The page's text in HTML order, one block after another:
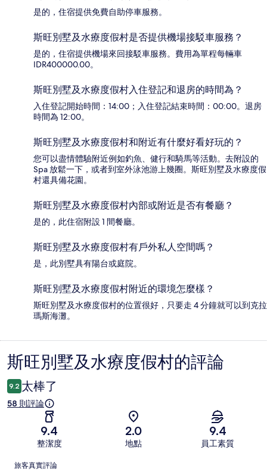
是的，住宿提供免費自助停車服務。
斯旺別墅及水療度假村是否提供機場接駁車服務？
是的，住宿提供機場來回接駁車服務。費用為單程每輛車
IDR400000.00。
斯旺別墅及水療度假村入住登記和退房的時間為？
入住登記開始時間：14:00；入住登記結束時間：00:00。退房
時間為 12:00。
斯旺別墅及水療度假村和附近有什麼好看好玩的？
您可以盡情體驗附近例如釣魚、健行和騎馬等活動。去附設的
Spa 放鬆一下，或者到室外泳池游上幾圈。斯旺別墅及水療度假
村還具備花園。
斯旺別墅及水療度假村內部或附近是否有餐廳？
是的，此住宿附設 1 間餐廳。
斯旺別墅及水療度假村有戶外私人空間嗎？
是，此別墅具有陽台或庭院。
斯旺別墅及水療度假村附近的環境怎麼樣？
斯旺別墅及水療度假村的位置很好，只要走 4 分鐘就可以到克拉
瑪斯海灘。
評
論
斯旺別墅及水療度假村的評論
9.2 太棒了
58 則評論
9.4
整潔度
2.0
地點
9.4
員工素質
評
旅客真實評論